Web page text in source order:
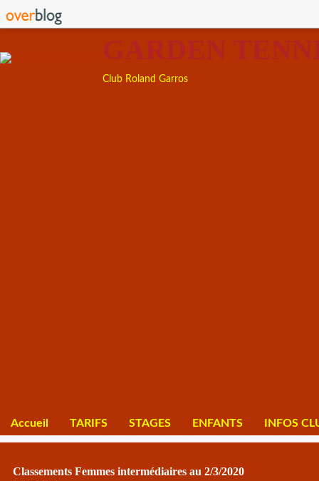
GARDEN
Club Roland Garros
Accueil TARIFS STAGES ENFANTS INFOS
Classements Femmes intermédiaires au 2/3/2020